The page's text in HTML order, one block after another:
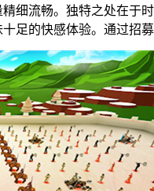
细流畅。独特之处在于
足的快感体验。通过招